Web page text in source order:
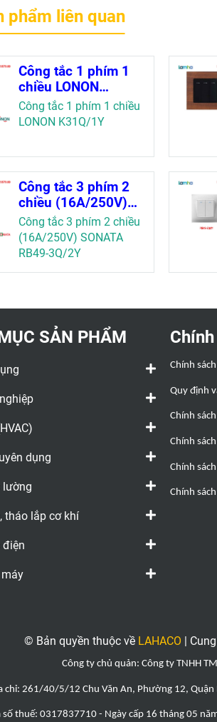
phẩm liên quan
Công tắc 1 phím 1
chiều LONON
K31Q/1Y
Công tắc 1 phím 1 chiều
LONON K31Q/1Y
Công tắc 3 phím 2
chiều (16A/250V)
SONATA RB49-
3Q/2Y
Công tắc 3 phím 2 chiều
(16A/250V) SONATA
RB49-3Q/2Y
SẢN PHẨM
dụng
lường
tháo lắp cơ khí
điện
Chính
Quy định
Chính
Chính
Chính
Chính
© Bản quyền thuộc về LAHACO
Công ty chủ quản: Công ty TNHH
chỉ: 261/40/5/12 Chu Văn An, Phường 12, Quận
số thuế: 0317837710 - Ngày cấp 16 tháng 05